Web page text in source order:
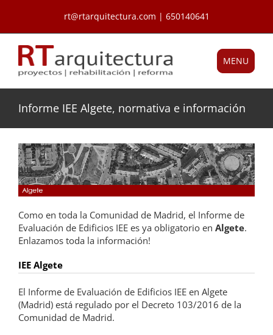
contenido
rt@rtarquitectura.com | 650140641
MENU
Informe IEE Algete, normativa e información
Como en toda la Comunidad de Madrid, el Informe de
Evaluación de Edificios IEE es ya obligatorio en Algete.
Enlazamos toda la información!
IEE Algete
El Informe de Evaluación de Edificios IEE en Algete
(Madrid) está regulado por el Decreto 103/2016 de la
Comunidad de Madrid.